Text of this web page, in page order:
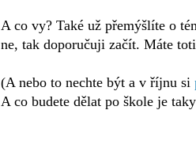
A co vy? Také už přemýšlíte o
ne, tak doporučuji začít. Máte
(A nebo to nechte být a v říjnu si
A co budete dělat po škole je